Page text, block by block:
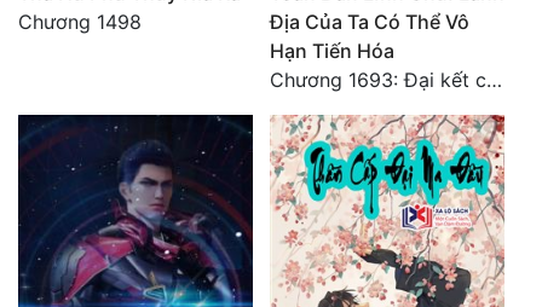
Chương 1498
Địa Của Ta Có Thể Vô
Hạn Tiến Hóa
Chương 1693: Đại kết cục